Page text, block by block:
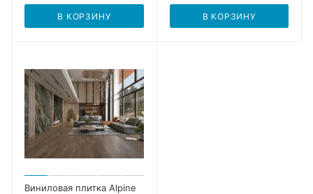
В КОРЗИНУ В КОРЗИНУ
Виниловая плитка Alpine